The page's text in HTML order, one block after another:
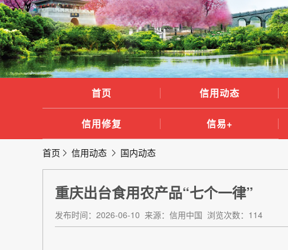
首页 信用动态
信用修复 信易+
首页 信用动态 国内动态
重庆出台食用农产品“七个一律”
发布时间：2026-06-10 来源：信用中国 浏览次数：114